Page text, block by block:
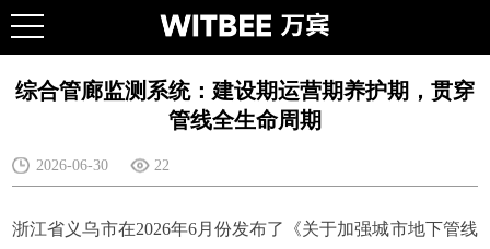
综合管廊监测系统：建设期运营期养护期，贯穿
管线全生命周期
2026-06-30 22
浙江省义乌市在2026年6月份发布了《关于加强城市地下管线